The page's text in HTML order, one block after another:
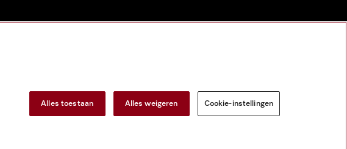
Alles toestaan Alles weigeren Cookie-instellingen